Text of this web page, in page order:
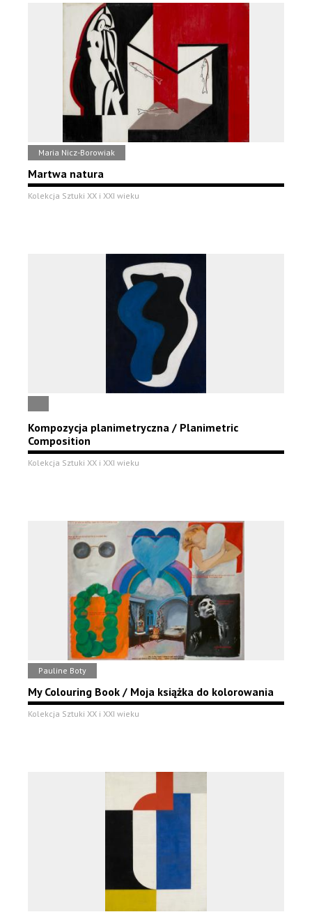
Maria Nicz-Borowiak
Martwa natura
Kolekcja Sztuki XX i XXI wieku
Kompozycja planimetryczna / Planimetric
Composition
Kolekcja Sztuki XX i XXI wieku
Pauline Boty
My Colouring Book / Moja książka do kolorowania
Kolekcja Sztuki XX i XXI wieku